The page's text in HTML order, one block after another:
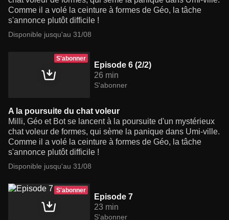
Comme il a volé la ceinture à formes de Géo, la tâche
s'annonce plutôt difficile !
Disponible jusqu'au 31/08
S'abonner
Episode 6 (2/2)
26 min
S'abonner
A la poursuite du chat voleur
Milli, Géo et Bot se lancent à la poursuite d'un mystérieux
chat voleur de formes, qui sème la panique dans Umi-ville.
Comme il a volé la ceinture à formes de Géo, la tâche
s'annonce plutôt difficile !
Disponible jusqu'au 31/08
S'abonner
Episode 7
23 min
S'abonner